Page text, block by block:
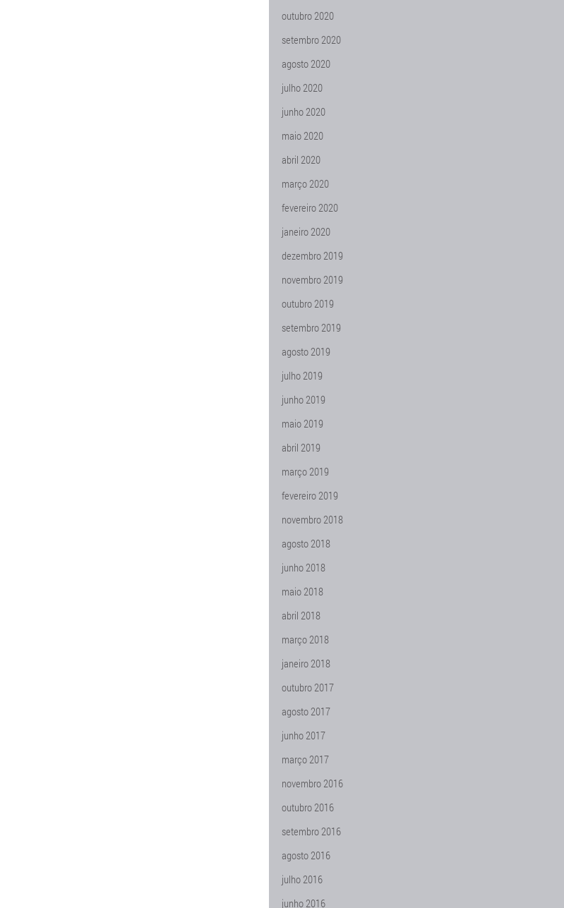
outubro 2020
setembro 2020
agosto 2020
julho 2020
junho 2020
maio 2020
abril 2020
março 2020
fevereiro 2020
janeiro 2020
dezembro 2019
novembro 2019
outubro 2019
setembro 2019
agosto 2019
julho 2019
junho 2019
maio 2019
abril 2019
março 2019
fevereiro 2019
novembro 2018
agosto 2018
junho 2018
maio 2018
abril 2018
março 2018
janeiro 2018
outubro 2017
agosto 2017
junho 2017
março 2017
novembro 2016
outubro 2016
setembro 2016
agosto 2016
julho 2016
junho 2016